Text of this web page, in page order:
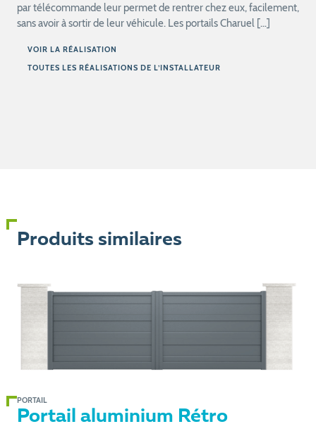
par télécommande leur permet de rentrer chez eux, facilement,
sans avoir à sortir de leur véhicule. Les portails Charuel […]
VOIR LA RÉALISATION
TOUTES LES RÉALISATIONS DE L’INSTALLATEUR
Produits similaires
PORTAIL
Portail aluminium Rétro